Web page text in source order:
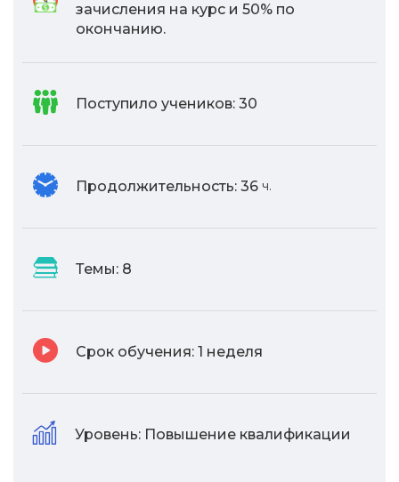
зачисления на курс и 50% по
окончанию.
Поступило учеников: 30
Продолжительность: 36 ч.
Темы: 8
Срок обучения: 1 неделя
Уровень: Повышение квалификации